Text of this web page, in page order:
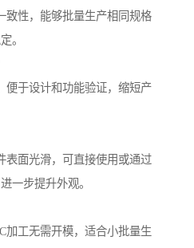
致性，能够批量生产相同规格
。
于设计和功能验证，缩短产
表面光滑，可直接使用或通过
一步提升外观。
加工无需开模，适合小批量生